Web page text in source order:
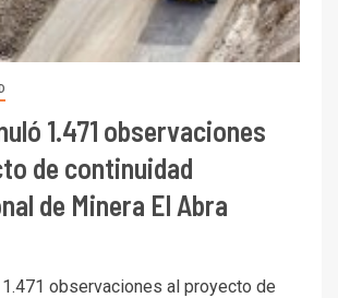
1.471 observaciones
de continuidad
de Minera El Abra
observaciones al proyecto de